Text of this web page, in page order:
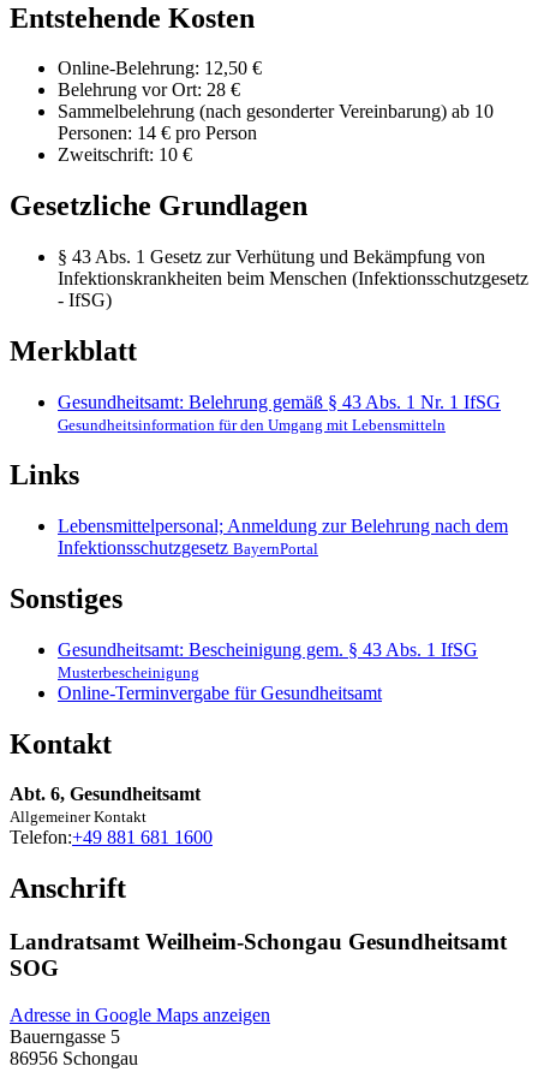
Entstehende Kosten
Online-Belehrung: 12,50 €
Belehrung vor Ort: 28 €
Sammelbelehrung (nach gesonderter Vereinbarung) ab 10
Personen: 14 € pro Person
Zweitschrift: 10 €
Gesetzliche Grundlagen
§ 43 Abs. 1 Gesetz zur Verhütung und Bekämpfung von
Infektionskrankheiten beim Menschen (Infektionsschutzgesetz
- IfSG)
Merkblatt
Gesundheitsamt: Belehrung gemäß § 43 Abs. 1 Nr. 1 IfSG
Gesundheitsinformation für den Umgang mit Lebensmitteln
Links
Lebensmittelpersonal; Anmeldung zur Belehrung nach dem
Infektionsschutzgesetz BayernPortal
Sonstiges
Gesundheitsamt: Bescheinigung gem. § 43 Abs. 1 IfSG
Musterbescheinigung
Online-Terminvergabe für Gesundheitsamt
Kontakt
Abt. 6, Gesundheitsamt
Allgemeiner Kontakt
Telefon:+49 881 681 1600
Anschrift
Landratsamt Weilheim-Schongau Gesundheitsamt
SOG
Adresse in Google Maps anzeigen
Bauerngasse 5
86956 Schongau